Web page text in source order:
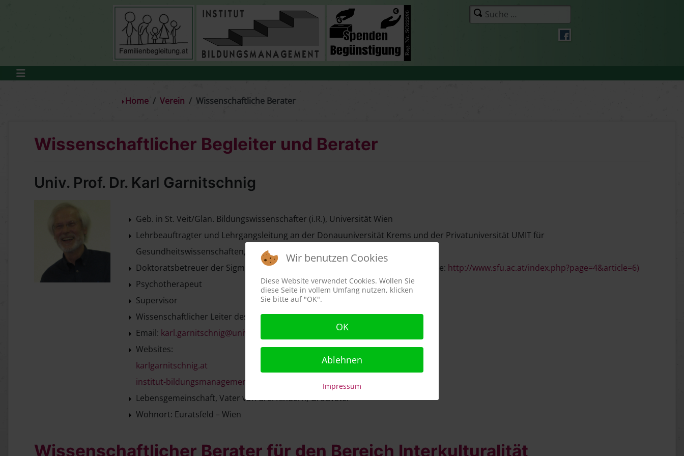
Home Verein Wissenschaftliche Berater
Wissenschaftlicher Begleiter und Berater
Univ. Prof. Dr. Karl Garnitschnig
Geb. in St. Veit/Glan. Bildungswissenschafter (i.R.), Universität Wien
Lehrbeauftragter und Lehrgangsleitung an der Donauuniversität Krems und der Privatuniversität UMIT für
Gesundheitswissenschaften, Medizinische Informatik und Technik
Doktoratsbetreuer der Sigmund Freud Privat Universität Wien (Curriculum Vitae: http://www.sfu.ac.at/index.php?page=4&article=6)
Psychotherapeut
Supervisor
Wissenschaftlicher Leiter des Instituts für Bildungsmanagements
Email: karl.garnitschnig@univie.ac.at
Websites:
karlgarnitschnig.at
institut-bildungsmanagement.at
Lebensgemeinschaft, Vater von drei Kindern, Großvater
Wohnort: Euratsfeld – Wien
Wissenschaftlicher Berater für den Bereich Interkulturalität
Wir benutzen Cookies
Diese Website verwendet Cookies. Wollen Sie
diese Seite in vollem Umfang nutzen, klicken
Sie bitte auf "OK".
OK
Ablehnen
Impressum